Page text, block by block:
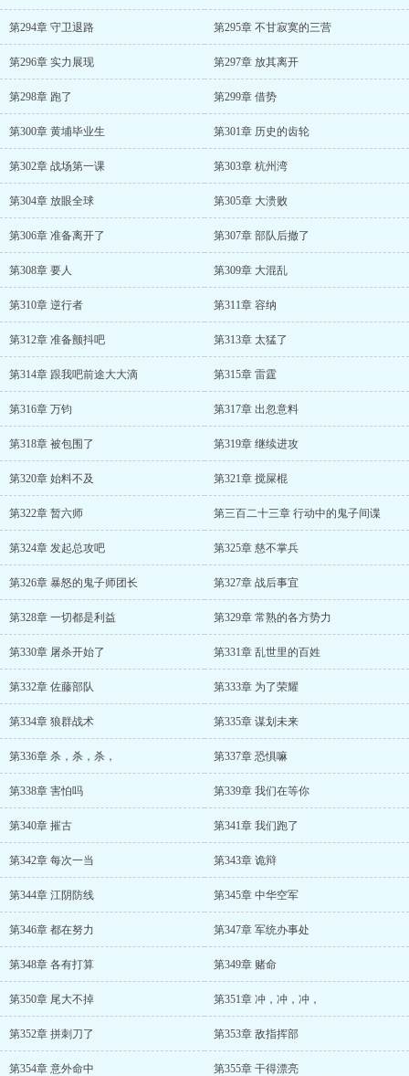
第294章 守卫退路 第295章 不甘寂寞的三营
第296章 实力展现 第297章 放其离开
第298章 跑了 第299章 借势
第300章 黄埔毕业生 第301章 历史的齿轮
第302章 战场第一课 第303章 杭州湾
第304章 放眼全球 第305章 大溃败
第306章 准备离开了 第307章 部队后撤了
第308章 要人 第309章 大混乱
第310章 逆行者 第311章 容纳
第312章 准备颤抖吧 第313章 太猛了
第314章 跟我吧前途大大滴 第315章 雷霆
第316章 万钧 第317章 出忽意料
第318章 被包围了 第319章 继续进攻
第320章 始料不及 第321章 搅屎棍
第322章 暂六师 第三百二十三章 行动中的鬼子间谍
第324章 发起总攻吧 第325章 慈不掌兵
第326章 暴怒的鬼子师团长 第327章 战后事宜
第328章 一切都是利益 第329章 常熟的各方势力
第330章 屠杀开始了 第331章 乱世里的百姓
第332章 佐藤部队 第333章 为了荣耀
第334章 狼群战术 第335章 谋划未来
第336章 杀，杀，杀， 第337章 恐惧嘛
第338章 害怕吗 第339章 我们在等你
第340章 摧古 第341章 我们跑了
第342章 每次一当 第343章 诡辩
第344章 江阴防线 第345章 中华空军
第346章 都在努力 第347章 军统办事处
第348章 各有打算 第349章 赌命
第350章 尾大不掉 第351章 冲，冲，冲，
第352章 拼刺刀了 第353章 敌指挥部
第354章 意外命中 第355章 干得漂亮